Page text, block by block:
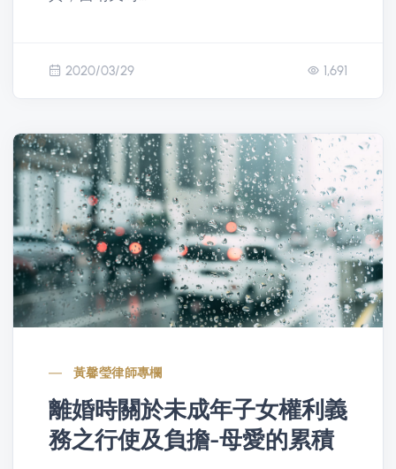
2020/03/29 1,691
黃馨瑩律師專欄
離婚時關於未成年子女權利義
務之行使及負擔-母愛的累積